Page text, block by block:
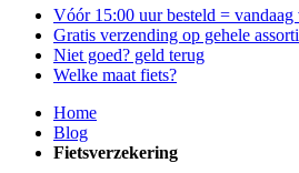
Vóór 15:00 uur besteld = vandaag
Gratis verzending op gehele
Niet goed? geld terug
Welke maat fiets?
Home
Blog
Fietsverzekering